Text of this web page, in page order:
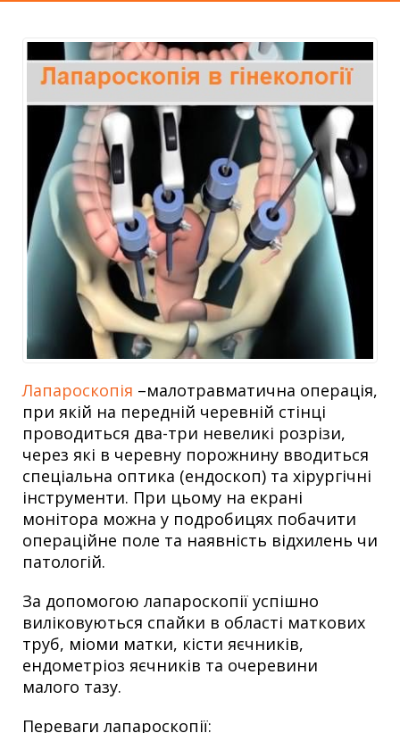
Лапароскопія –малотравматична операція,
при якій на передній черевній стінці
проводиться два-три невеликі розрізи,
через які в черевну порожнину вводиться
спеціальна оптика (ендоскоп) та хірургічні
інструменти. При цьому на екрані
монітора можна у подробицях побачити
операційне поле та наявність відхилень чи
патологій.
За допомогою лапароскопії успішно
виліковуються спайки в області маткових
труб, міоми матки, кісти яєчників,
ендометріоз яєчників та очеревини
малого тазу.
Переваги лапароскопії: